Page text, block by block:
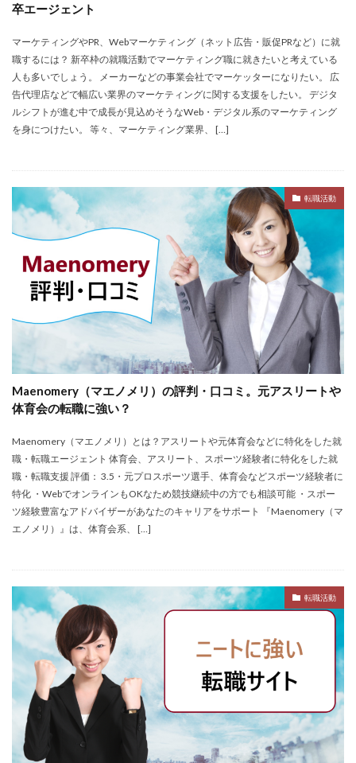
卒エージェント
マーケティングやPR、Webマーケティング（ネット広告・販促PRなど）に就
職するには？ 新卒枠の就職活動でマーケティング職に就きたいと考えている
人も多いでしょう。 メーカーなどの事業会社でマーケッターになりたい。 広
告代理店などで幅広い業界のマーケティングに関する支援をしたい。 デジタ
ルシフトが進む中で成長が見込めそうなWeb・デジタル系のマーケティング
を身につけたい。 等々、マーケティング業界、 […]
転職活動
Maenomery（マエノメリ）の評判・口コミ。元アスリートや
体育会の転職に強い？
Maenomery（マエノメリ）とは？アスリートや元体育会などに特化をした就
職・転職エージェント 体育会、アスリート、スポーツ経験者に特化をした就
職・転職支援 評価： 3.5・元プロスポーツ選手、体育会などスポーツ経験者に
特化 ・WebでオンラインもOKなため競技継続中の方でも相談可能 ・スポー
ツ経験豊富なアドバイザーがあなたのキャリアをサポート 『Maenomery（マ
エノメリ）』は、体育会系、 […]
転職活動
固定残業代
名門企業
合格率 受かった
内定直結型
厳しい
危ない 勝ち組 割合
初任給
初めて
出遅れ 出来ない
内定者 先輩合格者
性格診断アプリ
情報系学部
会社辞めたい
若者
誰でも受かる業界 評判口コミ
自己PR動画
職種 職務経歴書
職サークル
締切
第二新卒とは
第二新卒エージェントneo
超優良企業 転職 種類
長所
面談
面接 難易度
難しく考えすぎ
難しい
隠れホワイト企業
関西地方
長所がわからない
適職診断ツール
転職エージェント
適性検査 遅い時期
遅い
進路決まらない
逆質問 逆求人
退会出来ない
転職できる
転職サイト 穴場
私服
有名企業
最終面接 書けない
書かない
早期選考時期
早期選考 新卒採用
東北地方
新卒応援ハローワーク
新卒 支援先
探し方
持ち駒ゼロ
手遅れ 手取り15万
成長
狙い目
無理 無料ダウンロード
無料
活躍
決まらない
株式会社ジールコミュニケーションズ
求人探し方
求人
比較 業界診断
業界別
株式会社ローカルイノベーション
株式会社リアライブ
株式会社パフ
体育会 企業一覧
11月
インターンシップ
インターン
イベント いつから
いくら